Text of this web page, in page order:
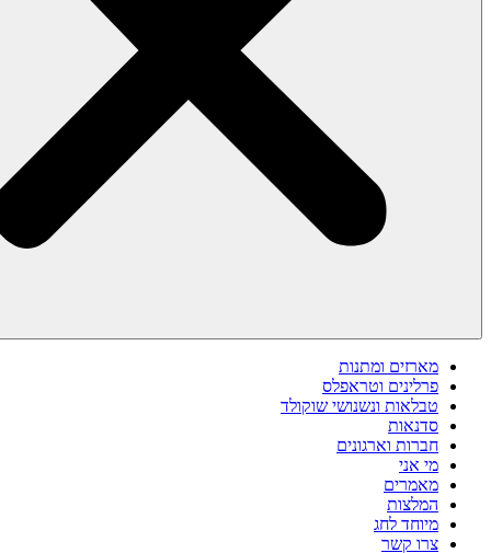
מארזים ומתנות
פרלינים וטראפלס
טבלאות ונשנושי שוקולד
סדנאות
חברות וארגונים
מי אני
מאמרים
המלצות
מיוחד לחג
צרו קשר